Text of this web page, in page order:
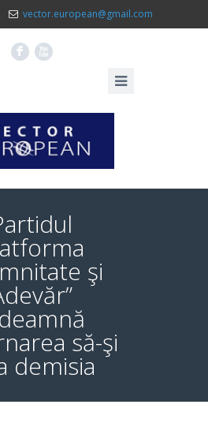
vector.european@gmail.com
F X
şi
să-şi
demisia